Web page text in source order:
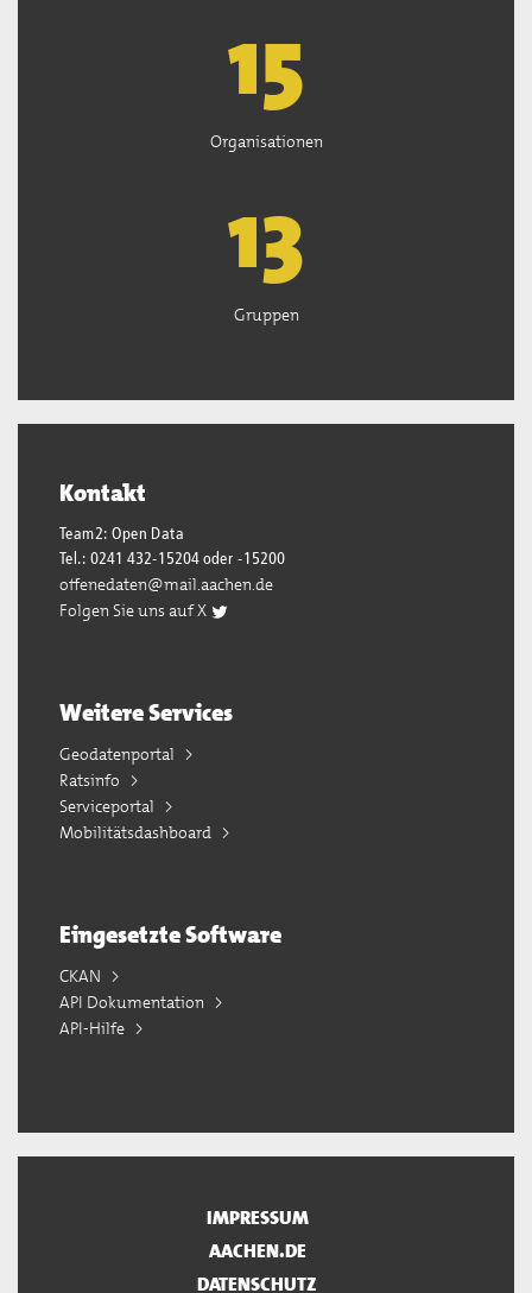
15
Organisationen
13
Gruppen
Kontakt
Team2: Open Data
Tel.: 0241 432-15204 oder -15200
offenedaten@mail.aachen.de
Folgen Sie uns auf X
Weitere Services
Geodatenportal
Ratsinfo
Serviceportal
Mobilitätsdashboard
Eingesetzte Software
CKAN
API Dokumentation
API-Hilfe
IMPRESSUM
AACHEN.DE
DATENSCHUTZ